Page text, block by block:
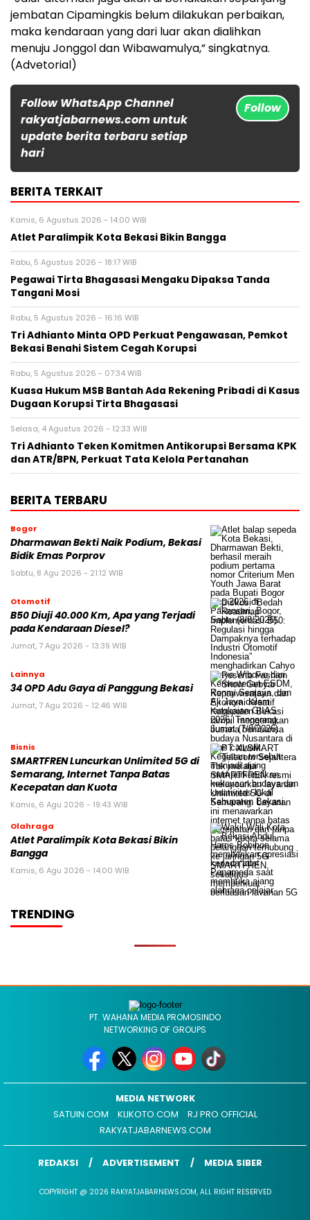
jembatan Cipamingkis belum dilakukan perbaikan,
maka kendaraan yang dari luar akan dialihkan
menuju Jonggol dan Wibawamulya,” singkatnya.
(Advetorial)
Follow WhatsApp Channel
rakyatjabarnews.com untuk
update berita terbaru setiap
hari
Follow
BERITA TERKAIT
Kamis, 6 Agustus 2026 - 14:00 WIB
Atlet Paralimpik Kota Bekasi Bikin Bangga
Rabu, 5 Agustus 2026 - 18:17 WIB
Pegawai Tirta Bhagasasi Mengaku Dipaksa Tanda
Tangani Mosi
Rabu, 5 Agustus 2026 - 16:16 WIB
Tri Adhianto Minta OPD Perkuat Pengawasan, Pemkot
Bekasi Benahi Sistem Cegah Korupsi
Rabu, 5 Agustus 2026 - 07:34 WIB
Kuasa Hukum MSB Bantah Ada Rekening Pribadi di Kasus
Dugaan Korupsi Tirta Bhagasasi
Selasa, 4 Agustus 2026 - 12:33 WIB
Tri Adhianto Teken Komitmen Antikorupsi Bersama KPK
dan ATR/BPN, Perkuat Tata Kelola Pertanahan
BERITA TERBARU
Bogor
Dharmawan Bekti Naik Podium, Bekasi
Bidik Emas Porprov
Sabtu, 8 Agu 2026 - 21:12 WIB
Otomotif
B50 Diuji 40.000 Km, Apa yang Terjadi
pada Kendaraan Diesel?
Jumat, 7 Agu 2026 - 13:39 WIB
Lainnya
34 OPD Adu Gaya di Panggung Bekasi
Jumat, 7 Agu 2026 - 12:46 WIB
Bisnis
SMARTFREN Luncurkan Unlimited 5G di
Semarang, Internet Tanpa Batas
Kecepatan dan Kuota
Kamis, 6 Agu 2026 - 19:43 WIB
Olahraga
Atlet Paralimpik Kota Bekasi Bikin
Bangga
Kamis, 6 Agu 2026 - 14:00 WIB
TRENDING
PT. WAHANA MEDIA PROMOSINDO
NETWORKING OF GROUPS
MEDIA NETWORK
SATUIN.COM
KLIKOTO.COM
RJ PRO OFFICIAL
RAKYATJABARNEWS.COM
REDAKSI ADVERTISEMENT MEDIA SIBER
COPYRIGHT @ 2026 RAKYATJABARNEWS.COM, ALL RIGHT RESERVED